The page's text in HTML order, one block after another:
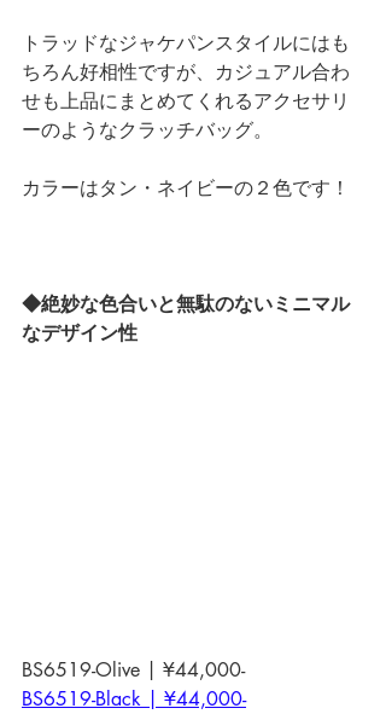
トラッドなジャケパンスタイルにはも
ちろん好相性ですが、カジュアル合わ
せも上品にまとめてくれるアクセサリ
ーのようなクラッチバッグ。
カラーはタン・ネイビーの２色です！
◆絶妙な色合いと無駄のないミニマル
なデザイン性
BS6519-Olive | ¥44,000-
BS6519-Black | ¥44,000-